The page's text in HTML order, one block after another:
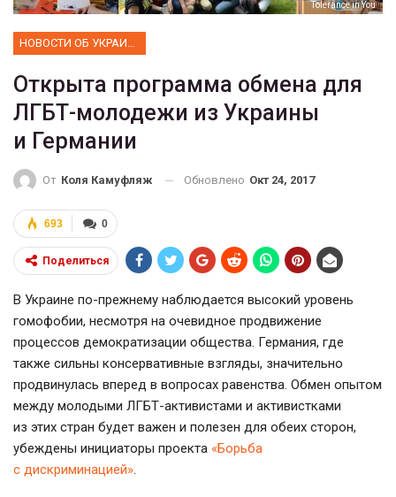
Tolerance in You
Открыта программа обмена для
ЛГБТ-молодежи из Украины
и Германии
От Коля Камуфляж Обновлено Окт 24, 2017
0
693
Поделиться
В Украине по-прежнему наблюдается высокий уровень
гомофобии, несмотря на очевидное продвижение
процессов демократизации общества. Германия, где
также сильны консервативные взгляды, значительно
продвинулась вперед в вопросах равенства. Обмен опытом
между молодыми ЛГБТ-активистами и активистками
из этих стран будет важен и полезен для обеих сторон,
убеждены инициаторы проекта «Борьба
с дискриминацией».